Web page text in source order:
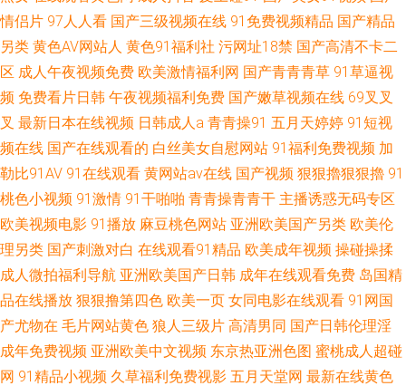
97人人 美女很黄 91社区最新网址 91美女自慰 岛国精品在线播放 狼友社区
五月婷婷色导航 久久大伊人x Av手机网址 www国产www 韩日无码片 大香蕉
线3 国产性交自拍 午夜剧场A 午夜福利图片 男人TV天堂 免费的黄网站大全
av黄色成人在线 人人干91 亚洲男人影院 91精彩视频 久草永久 日本黄色永久
视频 美女奸三级 日韩成人动漫 豆花tv 香蕉视屏网站 香蕉91TV wwww91色
色 欧美色图21 青娱乐91国产 另类激情AV 成人大香蕉视频 操逼AV网址 69国
精品 熟女视频免费 最新av岛国网址 欧美日韩h网 色图综合网 韩国操逼视频
情侣片 97人人看 国产三级视频在线 91免费视频精品 国产精品
另类 黄色AV网站人 黄色91福利社 污网址18禁 国产高清不卡二
区 成人午夜视频免费 欧美激情福利网 国产青青青草 91草逼视
频 免费看片日韩 午夜视频福利免费 国产嫩草视频在线 69叉叉
叉 最新日本在线视频 日韩成人a 青青操91 五月天婷婷 91短视
频在线 国产在线观看的 白丝美女自慰网站 91福利免费视频 加
勒比91AV 91在线观看 黄网站av在线 国产视频 狠狠擼狠狠擼 91
桃色小视频 91激情 91干啪啪 青青操青青干 主播诱惑无码专区
欧美视频电影 91播放 麻豆桃色网站 亚洲欧美国产另类 欧美伦
理另类 国产刺激对白 在线观看91精品 欧美成年视频 操碰操揉
成人微拍福利导航 亚洲欧美国产日韩 成年在线观看免费 岛国精
品在线播放 狠狠撸第四色 欧美一页 女同电影在线观看 91网国
产尤物在 毛片网站黄色 狼人三级片 高清男同 国产日韩伦理淫
成年免费视频 亚洲欧美中文视频 东京热亚洲色图 蜜桃成人超碰
网 91精品小视频 久草福利免费视影 五月天堂网 最新在线黄色